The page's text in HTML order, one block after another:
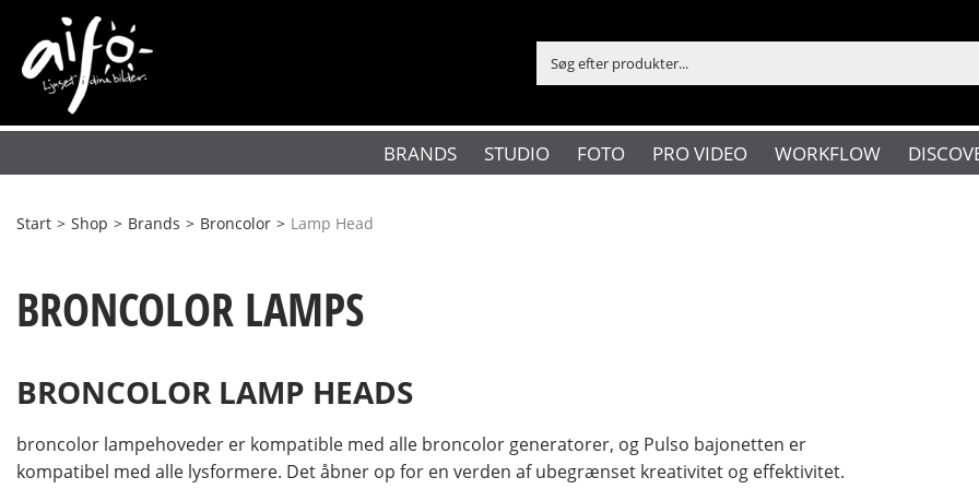
BRANDS STUDIO FOTO PRO VIDEO WORKFLOW
Start > Shop > Brands > Broncolor > Lamp Head
BRONCOLOR LAMPS
BRONCOLOR LAMP HEADS
broncolor lampehoveder er kompatible med alle broncolor generatorer, og Pulso bajonetten er
kompatibel med alle lysformere. Det åbner op for en verden af ​​ubegrænset kreativitet og effektivitet.